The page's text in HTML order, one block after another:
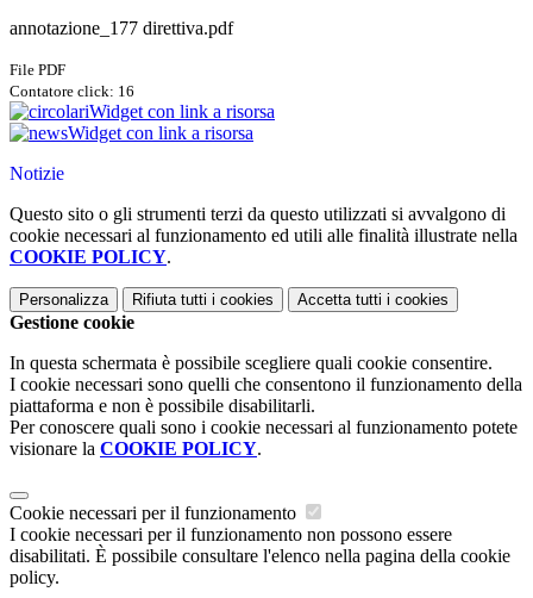
annotazione_177 direttiva.pdf
File PDF
Contatore click: 16
Widget con link a risorsa
Widget con link a risorsa
Notizie
Questo sito o gli strumenti terzi da questo utilizzati si avvalgono di
cookie necessari al funzionamento ed utili alle finalità illustrate nella
COOKIE POLICY.
Personalizza Rifiuta tutti i cookies Accetta tutti i cookies
Gestione cookie
In questa schermata è possibile scegliere quali cookie consentire.
I cookie necessari sono quelli che consentono il funzionamento della
piattaforma e non è possibile disabilitarli.
Per conoscere quali sono i cookie necessari al funzionamento potete
visionare la COOKIE POLICY.
Cookie necessari per il funzionamento
I cookie necessari per il funzionamento non possono essere
disabilitati. È possibile consultare l'elenco nella pagina della cookie
policy.